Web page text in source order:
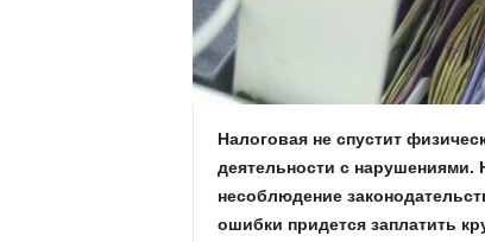
u
a
Налоговая не спустит
деятельности с нарушениями.
несоблюдение
ошибки придется заплатить